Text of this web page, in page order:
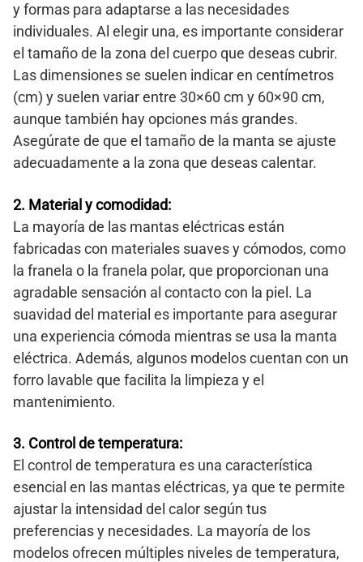
y formas para adaptarse a las necesidades
individuales. Al elegir una, es importante considerar
el tamaño de la zona del cuerpo que deseas cubrir.
Las dimensiones se suelen indicar en centímetros
(cm) y suelen variar entre 30×60 cm y 60×90 cm,
aunque también hay opciones más grandes.
Asegúrate de que el tamaño de la manta se ajuste
adecuadamente a la zona que deseas calentar.
2. Material y comodidad:
La mayoría de las mantas eléctricas están
fabricadas con materiales suaves y cómodos, como
la franela o la franela polar, que proporcionan una
agradable sensación al contacto con la piel. La
suavidad del material es importante para asegurar
una experiencia cómoda mientras se usa la manta
eléctrica. Además, algunos modelos cuentan con un
forro lavable que facilita la limpieza y el
mantenimiento.
3. Control de temperatura:
El control de temperatura es una característica
esencial en las mantas eléctricas, ya que te permite
ajustar la intensidad del calor según tus
preferencias y necesidades. La mayoría de los
modelos ofrecen múltiples niveles de temperatura,